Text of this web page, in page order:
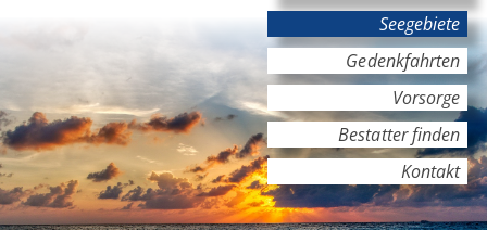
Seegebiete
Gedenkfahrten
Vorsorge
Bestatter finden
Kontakt